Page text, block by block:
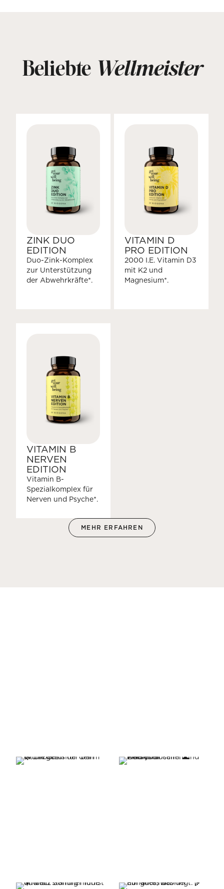
Beliebte Wellmeister
ZINK DUO
EDITION
Duo-Zink-Komplex
zur Unterstützung
der Abwehrkräfte*.
VITAMIN D
PRO EDITION
2000 I.E. Vitamin D3
mit K2 und
Magnesium*.
VITAMIN B
NERVEN
EDITION
Vitamin B-
Spezialkomplex für
Nerven und Psyche*.
MEHR ERFAHREN